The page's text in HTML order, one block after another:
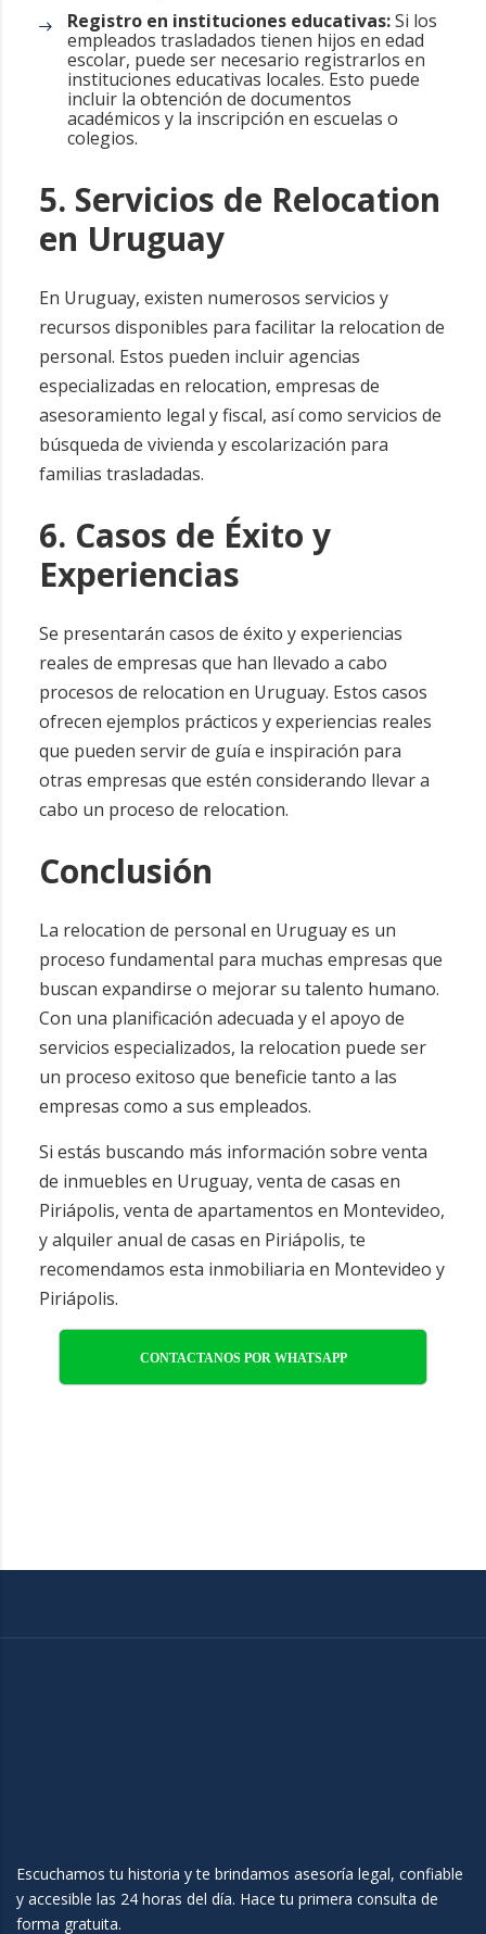
Registro en instituciones educativas:Si los
empleados trasladados tienen hijos en edad
escolar, puede ser necesario registrarlos en
instituciones educativas locales. Esto puede
incluir la obtención de documentos
académicos y la inscripción en escuelas o
colegios.
5. Servicios de Relocation
en Uruguay
En Uruguay, existen numerosos servicios y
recursos disponibles para facilitar la relocation de
personal. Estos pueden incluir agencias
especializadas en relocation, empresas de
asesoramiento legal y fiscal, así como servicios de
búsqueda de vivienda y escolarización para
familias trasladadas.
6. Casos de Éxito y
Experiencias
Se presentarán casos de éxito y experiencias
reales de empresas que han llevado a cabo
procesos de relocation en Uruguay. Estos casos
ofrecen ejemplos prácticos y experiencias reales
que pueden servir de guía e inspiración para
otras empresas que estén considerando llevar a
cabo un proceso de relocation.
Conclusión
La relocation de personal en Uruguay es un
proceso fundamental para muchas empresas que
buscan expandirse o mejorar su talento humano.
Con una planificación adecuada y el apoyo de
servicios especializados, la relocation puede ser
un proceso exitoso que beneficie tanto a las
empresas como a sus empleados.
Si estás buscando más información sobre venta
de inmuebles en Uruguay, venta de casas en
Piriápolis, venta de apartamentos en Montevideo,
yalquiler anual de casas en Piriápolis, te
recomendamos esta inmobiliaria en Montevideo y
Piriápolis.
CONTACTANOS POR WHATSAPP
Escuchamos tu historia y te brindamos asesoría legal, confiable
y accesible las 24 horas del día. Hace tu primera consulta de
forma gratuita.